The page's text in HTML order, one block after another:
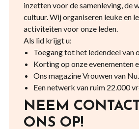
inzetten voor de samenleving, de
cultuur. Wij organiseren leuke en
activiteiten voor onze leden.
Als lid krijgt u:
Toegang tot het ledendeel van
Korting op onze evenementen
Ons magazine Vrouwen van Nu.
Een netwerk van ruim 22.000
NEEM
ONS OP!